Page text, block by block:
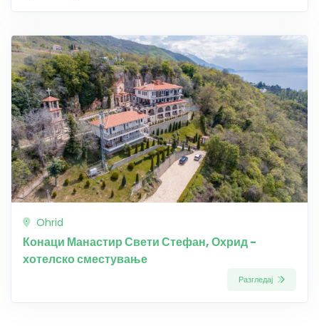
Ohrid
Конаци Манастир Свети Стефан, Охрид -
хотелско сместување
Разгледај